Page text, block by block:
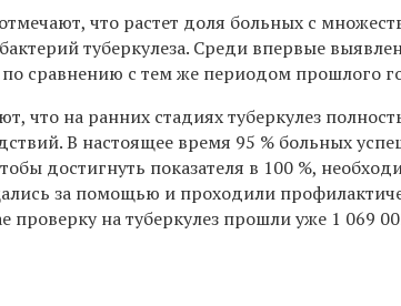
что растет доля больных с
туберкулеза. Среди впервые
по сравнению с тем же периодом прошлого
что на ранних стадиях туберкулез
В настоящее время 95 % больных
достигнуть показателя в 100 %,
за помощью и проходили
проверку на туберкулез прошли уже 1 069